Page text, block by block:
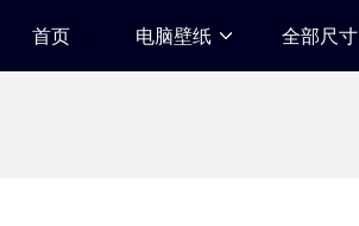
首页 电脑壁纸 全部尺寸